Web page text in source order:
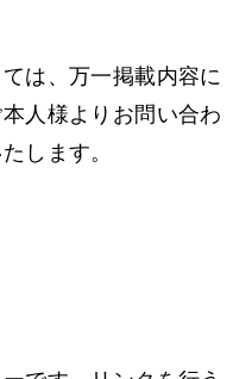
は、万一掲載内容に
人様よりお問い合わ
します。